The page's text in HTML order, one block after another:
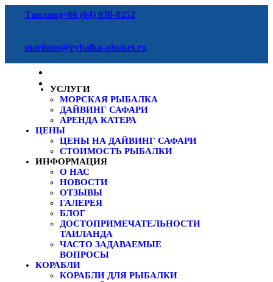
Таиланд+66 (64) 030-0252
marlinus@rybalka-phuket.ru
УСЛУГИ
МОРСКАЯ РЫБАЛКА
ДАЙВИНГ САФАРИ
АРЕНДА КАТЕРА
ЦЕНЫ
ЦЕНЫ НА ДАЙВИНГ САФАРИ
СТОИМОСТЬ РЫБАЛКИ
ИНФОРМАЦИЯ
О НАС
НОВОСТИ
ОТЗЫВЫ
ГАЛЕРЕЯ
БЛОГ
ДОСТОПРИМЕЧАТЕЛЬНОСТИ
ТАИЛАНДА
ЧАСТО ЗАДАВАЕМЫЕ
ВОПРОСЫ
КОРАБЛИ
КОРАБЛИ ДЛЯ РЫБАЛКИ